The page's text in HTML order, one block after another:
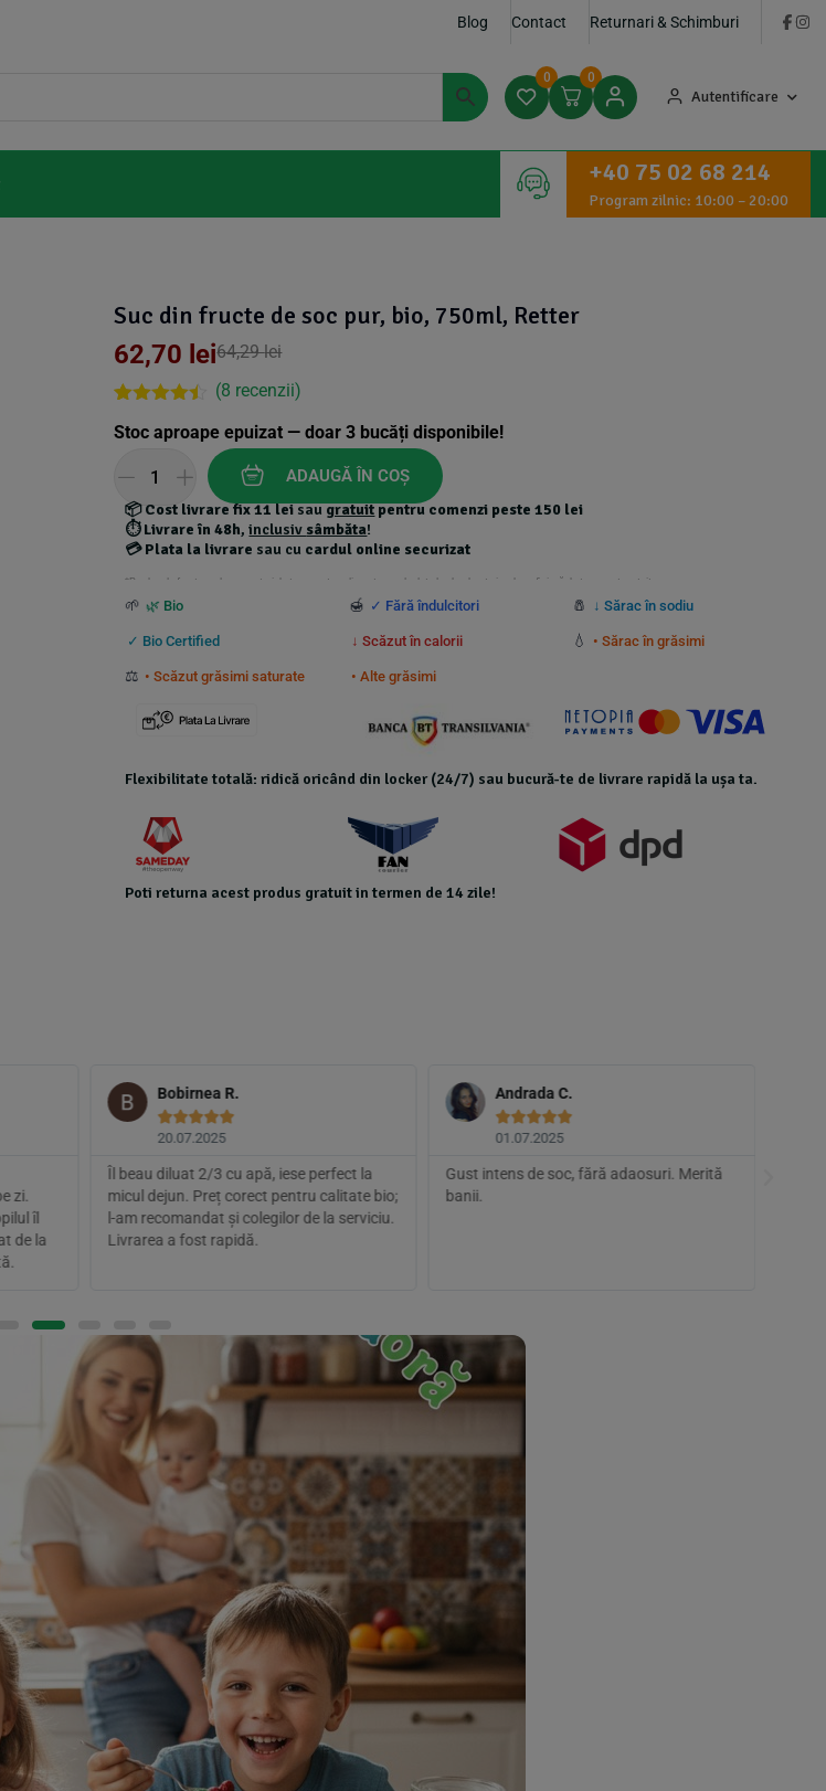
Blog Contact Returnari & Schimburi
0 0
Autentificare
+40 75 02 68 214
Program zilnic: 10:00 – 20:00
Suc din fructe de soc pur, bio, 750ml, Retter
64,29lei
62,70 lei
out of 5
customer
ratings
(8 recenzii)
Stoc aproape epuizat — doar3 bucăți disponibile!
ADAUGĂ ÎN COȘ
📦Cost livrare fix 11 leisaugratuitpentru comenzi peste 150 lei
⏱️Livrare în 48h,inclusiv sâmbăta!
💳Plata la livrare sau cu cardul online securizat
*Produsele foarte grele au costuri de transport suplimentare calculate la checkout și nu beneficiază de transport gratuit.
🌱 🌿 Bio 🍯 ✓ Fără îndulcitori 🧂 ↓ Sărac în sodiu
✓ Bio Certified ↓ Scăzut în calorii 💧 • Sărac în grăsimi
⚖️ • Scăzut grăsimi saturate • Alte grăsimi
Flexibilitate totală: ridică oricând din locker (24/7) sau bucură-te de livrare rapidă la ușa ta.
Poti returna acest produs gratuit in termen de 14 zile!
zi.
îl
de la
Bobirnea R.

20.07.2025
Îl beau diluat 2/3 cu apă, iese perfect la
micul dejun. Preț corect pentru calitate bio;
l-am recomandat și colegilor de la serviciu.
Livrarea a fost rapidă.
Andrada C.

01.07.2025
Gust intens de soc, fără adaosuri. Merită
banii.